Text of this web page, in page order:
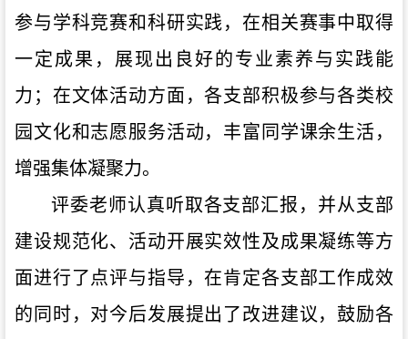
参与学科竞赛和科研实践，在相关赛事中取得
一定成果，展现出良好的专业素养与实践能
力；在文体活动方面，各支部积极参与各类校
园文化和志愿服务活动，丰富同学课余生活，
增强集体凝聚力。
评委老师认真听取各支部汇报，并从支部
建设规范化、活动开展实效性及成果凝练等方
面进行了点评与指导，在肯定各支部工作成效
的同时，对今后发展提出了改进建议，鼓励各